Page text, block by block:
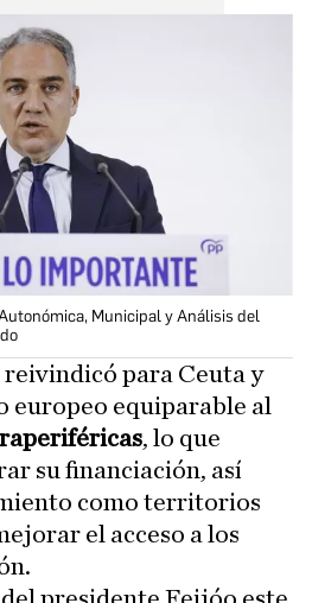
Municipal y Análisis del
reivindicó para Ceuta y
europeo equiparable al
, lo que
su financiación, así
como territorios
el acceso a los